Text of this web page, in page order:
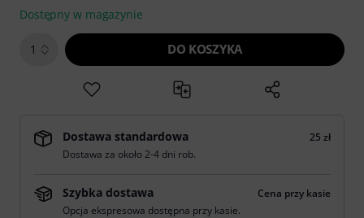
Dostępny w magazynie
1 DO KOSZYKA
Dostawa standardowa
25 zł
Dostawa za około 2-4 dni rob.
Szybka dostawa
Cena przy kasie
Opcja ekspresowa dostępna przy kasie.